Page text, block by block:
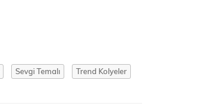
Sevgi Temalı Trend Kolyeler